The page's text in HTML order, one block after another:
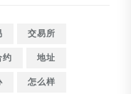
交易所
合约
地址
怎么样